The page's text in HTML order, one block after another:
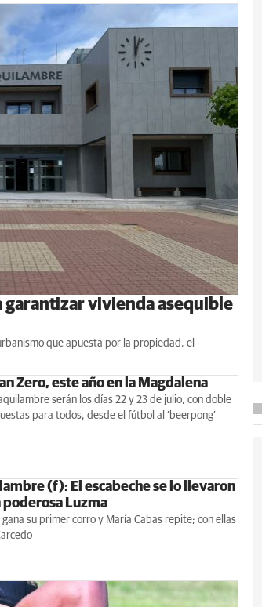
garantizar vivienda asequible
que apuesta por la propiedad, el
Zero, este año en la Magdalena
serán los días 22 y 23 de julio, con doble
para todos, desde el fútbol al ‘beerpong’
(f): El escabeche se lo llevaron
poderosa Luzma
gana su primer corro y María Cabas repite; con ellas